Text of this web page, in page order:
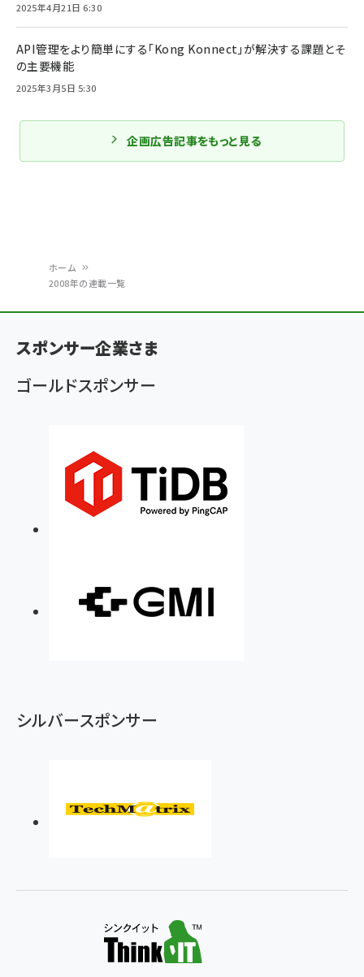
く
ず
ホーム
2008年の連載一覧
2025年4月21日 6:30
API管理をより簡単にする「Kong Konnect」が解決する課題とそ
の主要機能
2025年3月5日 5:30
企画広告記事をもっと見る
スポンサー企業さま
ゴールドスポンサー
シルバースポンサー